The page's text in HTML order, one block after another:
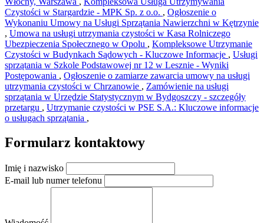
Czystości w Stargardzie - MPK Sp. z o.o. , Ogłoszenie o
Wykonaniu Umowy na Usługi Sprzątania Nawierzchni w Kętrzynie
, Umowa na usługi utrzymania czystości w Kasa Rolniczego
Ubezpieczenia Społecznego w Opolu , Kompleksowe Utrzymanie
Czystości w Budynkach Sądowych - Kluczowe Informacje , Usługi
sprzątania w Szkole Podstawowej nr 12 w Lesznie - Wyniki
Postępowania , Ogłoszenie o zamiarze zawarcia umowy na usługi
utrzymania czystości w Chrzanowie , Zamówienie na usługi
sprzątania w Urzędzie Statystycznym w Bydgoszczy - szczegóły
przetargu , Utrzymanie czystości w PSE S.A.: Kluczowe informacje
o usługach sprzątania ,
Formularz kontaktowy
Imię i nazwisko
E-mail lub numer telefonu